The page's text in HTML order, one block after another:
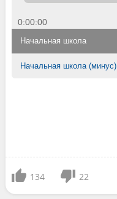
0:00:00
Начальная школа
Начальная школа (минус)
134 22